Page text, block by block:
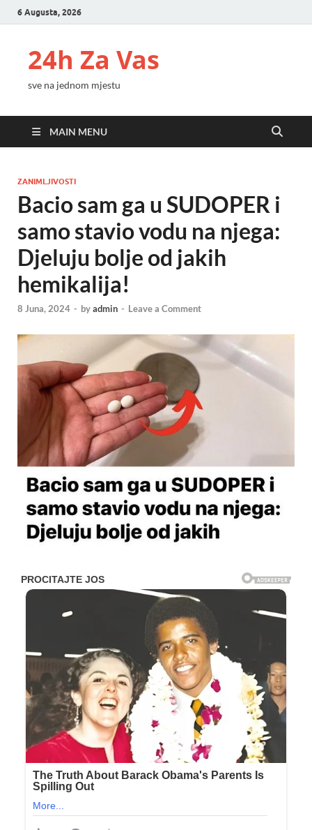
6 Augusta, 2026
24h Za Vas
sve na jednom mjestu
MAIN MENU
ZANIMLJIVOSTI
Bacio sam ga u SUDOPER i
samo stavio vodu na njega:
Djeluju bolje od jakih
hemikalija!
8 Juna, 2024 - byadmin - Leave a Comment